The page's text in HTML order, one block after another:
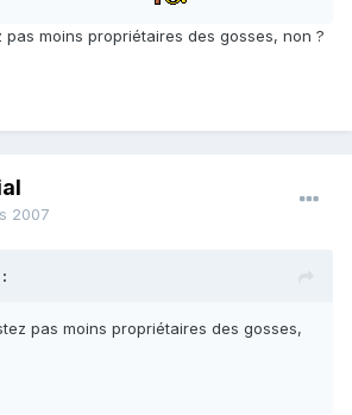
moins propriétaires des gosses, non ?
2007
pas moins propriétaires des gosses,